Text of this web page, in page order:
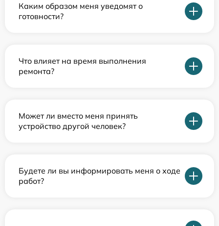
Каким образом меня уведомят о
готовности?
Что влияет на время выполнения
ремонта?
Может ли вместо меня принять
устройство другой человек?
Будете ли вы информировать меня о ходе
работ?